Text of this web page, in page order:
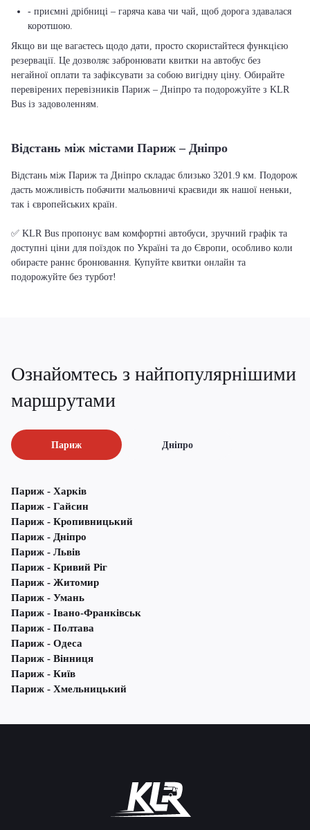
- приємні дрібниці – гаряча кава чи чай, щоб дорога здавалася
коротшою.
Якщо ви ще вагаєтесь щодо дати, просто скористайтеся функцією
резервації. Це дозволяє забронювати квитки на автобус без
негайної оплати та зафіксувати за собою вигідну ціну. Обирайте
перевірених перевізників Париж – Дніпро та подорожуйте з KLR
Bus із задоволенням.
Відстань між містами Париж – Дніпро
Відстань між Париж та Дніпро складає близько 3201.9 км. Подорож
дасть можливість побачити мальовничі краєвиди як нашої неньки,
так і європейських країн.
✅ KLR Bus пропонує вам комфортні автобуси, зручний графік та
доступні ціни для поїздок по Україні та до Європи, особливо коли
обираєте раннє бронювання. Купуйте квитки онлайн та
подорожуйте без турбот!
Ознайомтесь з найпопулярнішими
маршрутами
Париж Дніпро
Париж - Харків
Париж - Гайсин
Париж - Кропивницький
Париж - Дніпро
Париж - Львів
Париж - Кривий Ріг
Париж - Житомир
Париж - Умань
Париж - Івано-Франківськ
Париж - Полтава
Париж - Одеса
Париж - Вінниця
Париж - Київ
Париж - Хмельницький